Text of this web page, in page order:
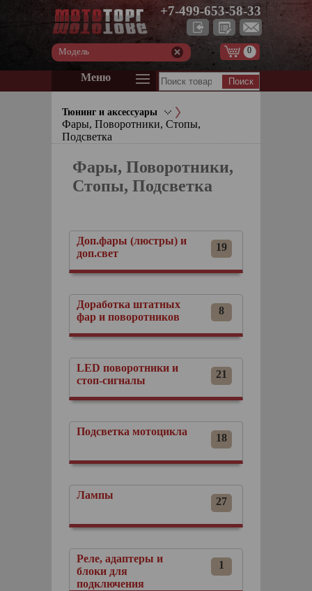
+7-499-653-58-33
Модель 0
Меню
Тюнинг и аксессуары
Фары, Поворотники, Стопы,
Подсветка
Фары, Поворотники,
Стопы, Подсветка
Доп.фары (люстры) и
доп.свет
19
Доработка штатных
фар и поворотников
8
LED поворотники и
стоп-сигналы
21
Подсветка мотоцикла
18
Лампы
27
Реле, адаптеры и
блоки для
подключения
1